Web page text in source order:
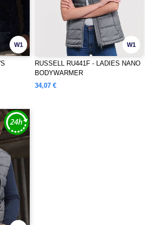
W1 W1
RUSSELL RU441F - LADIES NANO
BODYWARMER
34,07 €